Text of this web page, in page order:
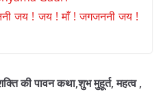
जय ! जय ! माँ ! जगजननी जय !
की पावन कथा,शुभ मुहूर्त, महत्व ,